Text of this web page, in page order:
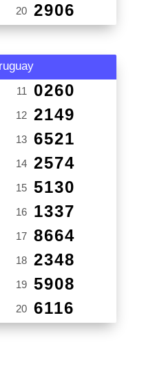
20 2906
11 0260
12 2149
13 6521
14 2574
15 5130
16 1337
17 8664
18 2348
19 5908
20 6116